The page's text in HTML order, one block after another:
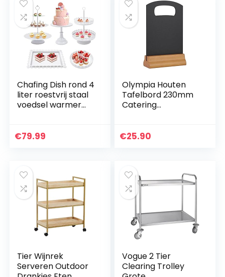
Chafing Dish rond 4
liter roestvrij staal
voedsel warmer
warmtecontainer
€79.99
Olympia Houten
Tafelbord 230mm
Catering
Tafelblad
€25.90
Tier Wijnrek
Serveren Outdoor
Vogue 2 Tier
Clearing Trolley